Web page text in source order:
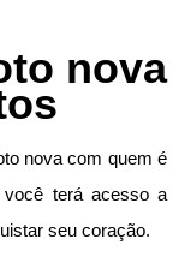
nova
nova com quem é
você terá acesso a
seu coração.